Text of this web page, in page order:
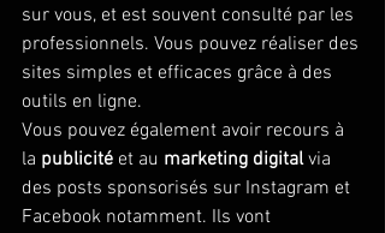
sur vous, et est souvent consulté par les
professionnels. Vous pouvez réaliser des
sites simples et efficaces grâce à des
outils en ligne.
Vous pouvez également avoir recours à
la publicité et au marketing digital via
des posts sponsorisés sur Instagram et
Facebook notamment. Ils vont